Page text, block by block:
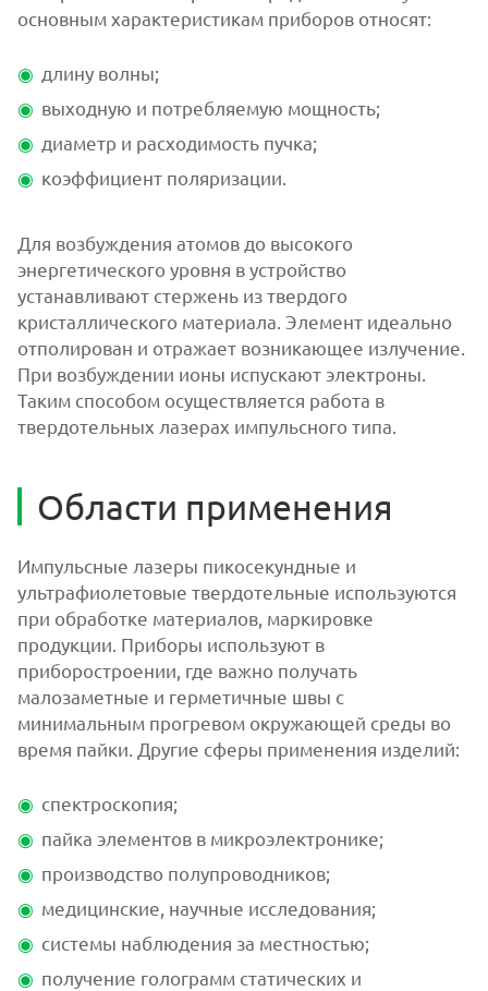
основным характеристикам приборов относят:
длину волны;
выходную и потребляемую мощность;
диаметр и расходимость пучка;
коэффициент поляризации.
Для возбуждения атомов до высокого
энергетического уровня в устройство
устанавливают стержень из твердого
кристаллического материала. Элемент идеально
отполирован и отражает возникающее излучение.
При возбуждении ионы испускают электроны.
Таким способом осуществляется работа в
твердотельных лазерах импульсного типа.
Области применения
Импульсные лазеры пикосекундные и
ультрафиолетовые твердотельные используются
при обработке материалов, маркировке
продукции. Приборы используют в
приборостроении, где важно получать
малозаметные и герметичные швы с
минимальным прогревом окружающей среды во
время пайки. Другие сферы применения изделий:
спектроскопия;
пайка элементов в микроэлектронике;
производство полупроводников;
медицинские, научные исследования;
системы наблюдения за местностью;
получение голограмм статических и